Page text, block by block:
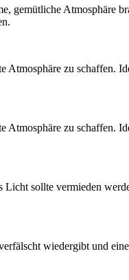
gemütliche Atmosphäre
zu schaffen.
zu schaffen.
sollte vermieden
wiedergibt und